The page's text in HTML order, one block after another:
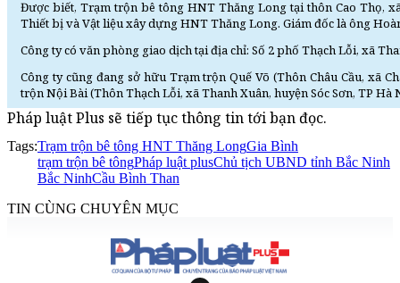
Được biết, Trạm trộn bê tông HNT Thăng Long tại thôn Cao Thọ,
Thiết bị và Vật liệu xây dựng HNT Thăng Long. Giám đốc là ông
Công ty có văn phòng giao dịch tại địa chỉ: Số 2 phố Thạch Lỗi, xã
Công ty cũng đang sở hữu Trạm trộn Quế Võ (Thôn Châu Cầu, xã
trộn Nội Bài (Thôn Thạch Lỗi, xã Thanh Xuân, huyện Sóc Sơn, TP Hà
Pháp luật Plus sẽ tiếp tục thông tin tới bạn đọc.
Tags:Trạm trộn bê tông HNT Thăng LongGia Bình
trạm trộn bê tôngPháp luật plusChủ tịch UBND tỉnh Bắc Ninh
Bắc NinhCầu Bình Than
TIN CÙNG CHUYÊN MỤC